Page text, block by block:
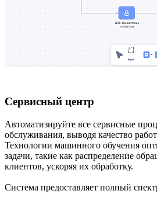
Сервисный центр
Автоматизируйте все сервисные
обслуживания, выводя качество
Технологии машинного обучения
задачи, такие как распределение
клиентов, ускоряя их обработку.
Cистема предоставляет полный